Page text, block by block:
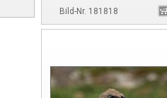
Bild-Nr. 181818